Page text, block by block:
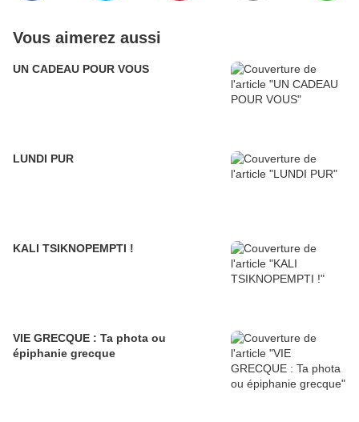
Vous aimerez aussi
UN CADEAU POUR VOUS
LUNDI PUR
KALI TSIKNOPEMPTI !
VIE GRECQUE : Ta phota ou
épiphanie grecque